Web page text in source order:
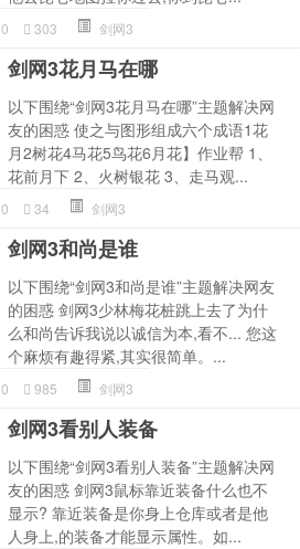
0 303 剑网3
剑网3花月马在哪
以下围绕“剑网3花月马在哪”主题解决网
友的困惑 使之与图形组成六个成语1花
月2树花4马花5鸟花6月花】作业帮 1、
花前月下 2、火树银花 3、走马观...
0 34 剑网3
剑网3和尚是谁
以下围绕“剑网3和尚是谁”主题解决网友
的困惑 剑网3少林梅花桩跳上去了为什
么和尚告诉我说以诚信为本,看不... 您这
个麻烦有趣得紧,其实很简单。...
0 985 剑网3
剑网3看别人装备
以下围绕“剑网3看别人装备”主题解决网
友的困惑 剑网3鼠标靠近装备什么也不
显示? 靠近装备是你身上仓库或者是他
人身上,的装备才能显示属性。如...